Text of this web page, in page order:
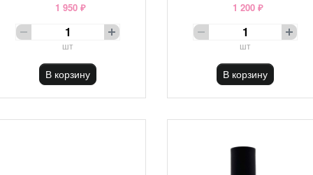
1 950 ₽
шт
В корзину
1 200 ₽
шт
В корзину